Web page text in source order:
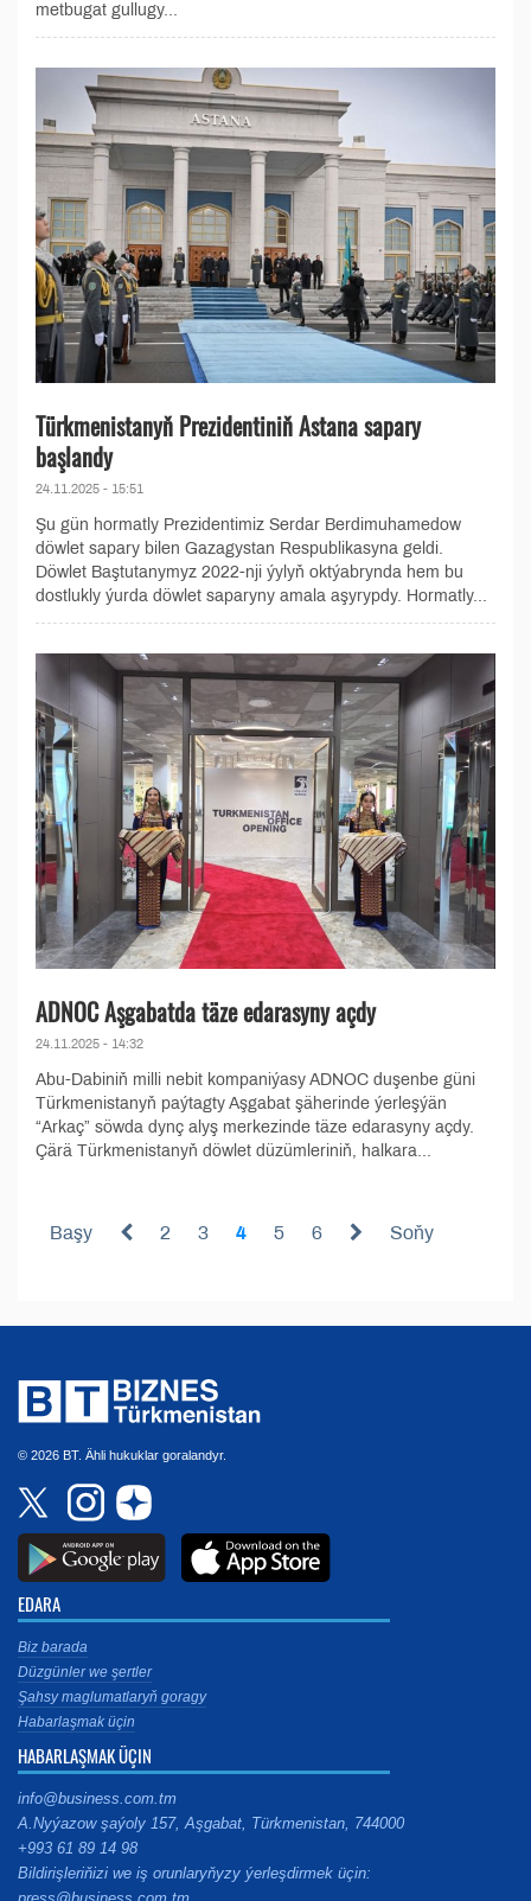
metbugat gullugy...
Türkmenistanyň Prezidentiniň Astana sapary
başlandy
24.11.2025 - 15:51
Şu gün hormatly Prezidentimiz Serdar Berdimuhamedow
döwlet sapary bilen Gazagystan Respublikasyna geldi.
Döwlet Baştutanymyz 2022-nji ýylyň oktýabrynda hem bu
dostlukly ýurda döwlet saparyny amala aşyrypdy. Hormatly...
ADNOC Aşgabatda täze edarasyny açdy
24.11.2025 - 14:32
Abu-Dabiniň milli nebit kompaniýasy ADNOC duşenbe güni
Türkmenistanyň paýtagty Aşgabat şäherinde ýerleşýän
“Arkaç” söwda dynç alyş merkezinde täze edarasyny açdy.
Çärä Türkmenistanyň döwlet düzümleriniň, halkara...
Başy 2 3 4 5 6 Soňy
© 2026 BT. Ähli hukuklar goralandyr.
EDARA
Biz barada
Düzgünler we şertler
Şahsy maglumatlaryň goragy
Habarlaşmak üçin
HABARLAŞMAK ÜÇIN
info@business.com.tm
A.Nyýazow şaýoly 157, Aşgabat, Türkmenistan, 744000
+993 61 89 14 98
Bildirişleriňizi we iş orunlaryňyzy ýerleşdirmek üçin: